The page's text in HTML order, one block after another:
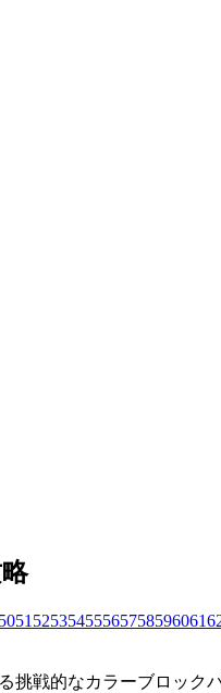
5051 52535455565758596061
挑戦的なカラーブロッ